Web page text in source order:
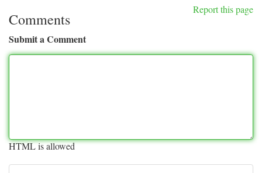
Report this page
Comments
Submit a Comment
HTML is allowed